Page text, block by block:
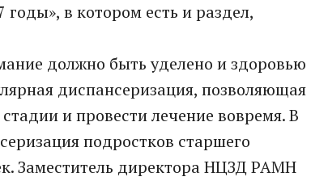
в котором есть и раздел,
должно быть уделено и здоровью
диспансеризация, позволяющая
и провести лечение вовремя. В
подростков старшего
Заместитель директора НЦЗД РАМН